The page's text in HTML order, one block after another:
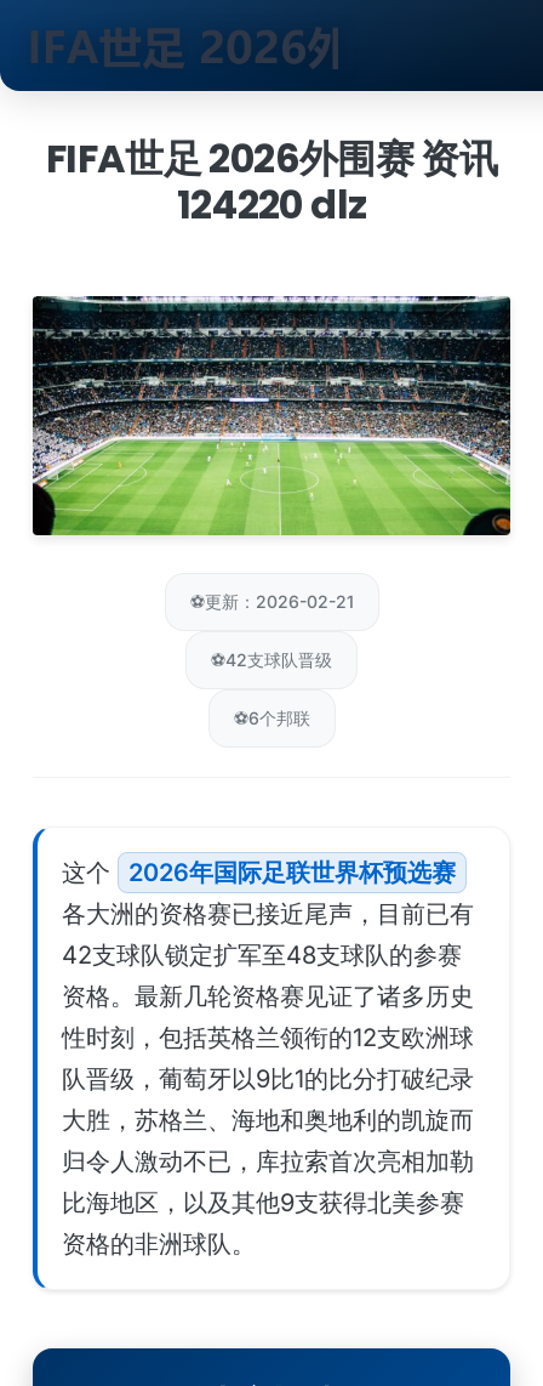
FIFA世足 2026外围赛 资讯
124220 dlz
⚽更新：2026-02-21
⚽42支球队晋级
⚽6个邦联
这个
2026年国际足联世界杯预选赛
各大洲的资格赛已接近尾声，目前已有
42支球队锁定扩军至48支球队的参赛
资格。最新几轮资格赛见证了诸多历史
性时刻，包括英格兰领衔的12支欧洲球
队晋级，葡萄牙以9比1的比分打破纪录
大胜，苏格兰、海地和奥地利的凯旋而
归令人激动不已，库拉索首次亮相加勒
比海地区，以及其他9支获得北美参赛
资格的非洲球队。